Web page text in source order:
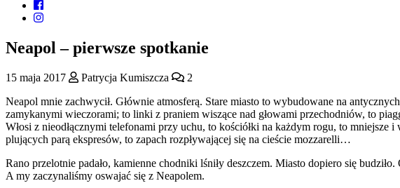
Neapol – pierwsze spotkanie
15 maja 2017 Patrycja Kumiszcza
2
Neapol mnie zachwycił. Głównie atmosferą. Stare miasto to wybudowane na
zamykanymi wieczorami; to linki z praniem wiszące nad głowami przechodniów, to
Włosi z nieodłącznymi telefonami przy uchu, to kościółki na każdym rogu, to
plujących parą ekspresów, to zapach rozpływającej się na cieście mozzarelli…
Rano przelotnie padało, kamienne chodniki lśniły deszczem. Miasto dopiero się
A my zaczynaliśmy oswajać się z Neapolem.